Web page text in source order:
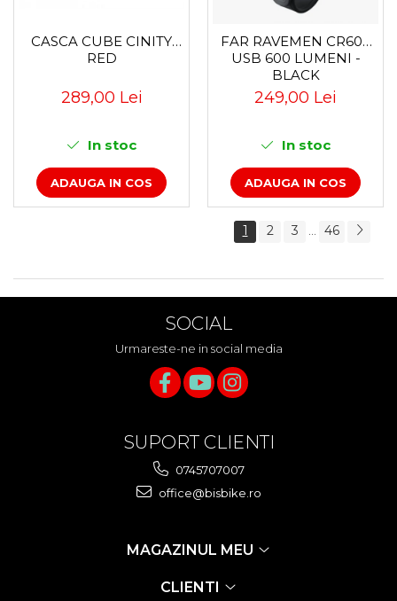
CASCA CUBE CINITY
RED
289,00 Lei
In stoc
ADAUGA IN COS
FAR RAVEMEN CR600
USB 600 LUMENI -
BLACK
249,00 Lei
In stoc
ADAUGA IN COS
1 2 3 46
SOCIAL
Urmareste-ne in social media
SUPORT CLIENTI
0745707007
office@bisbike.ro
MAGAZINUL MEU
CLIENTI